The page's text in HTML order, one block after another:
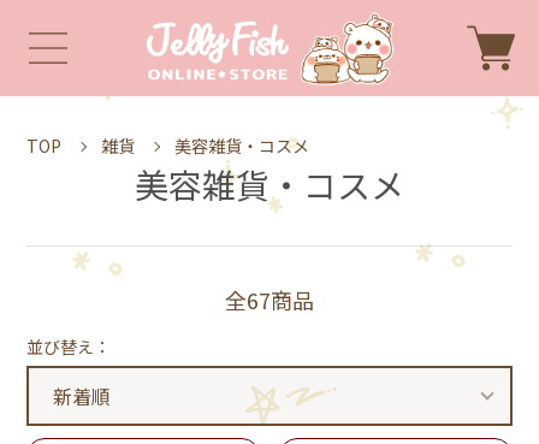
TOP 雑貨 美容雑貨・コスメ
美容雑貨・コスメ
全67商品
並び替え：